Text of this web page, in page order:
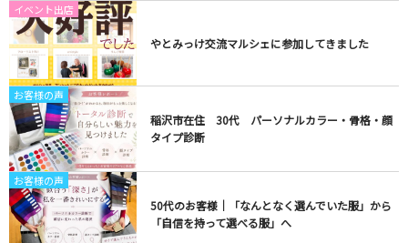
イベント出店
やとみっけ交流マルシェに参加してきました
お客様の声
稲沢市在住 30代 パーソナルカラー・骨格・顔
タイプ診断
お客様の声
50代のお客様｜「なんとなく選んでいた服」から
「自信を持って選べる服」へ